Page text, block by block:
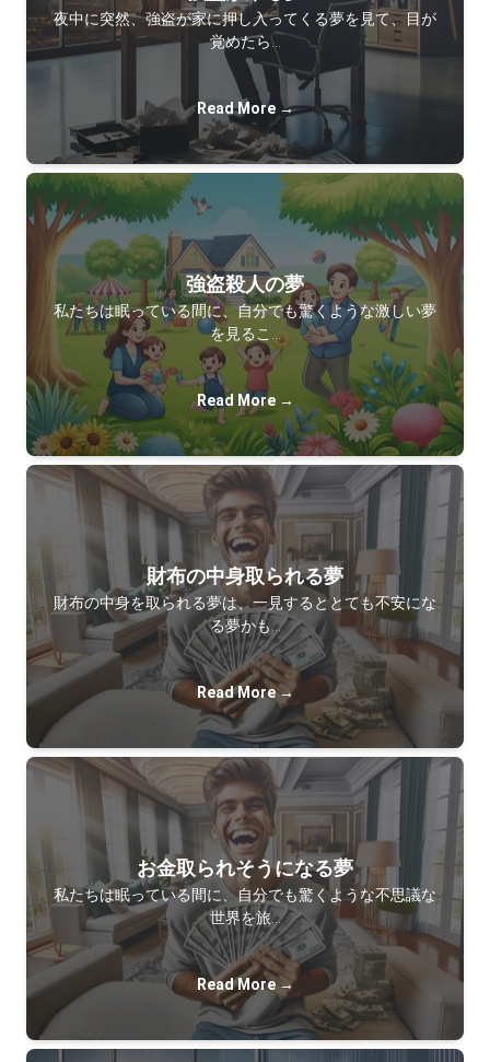
夜中に突然、強盗が家に押し入ってくる夢を見て、目が
覚めたら…
Read More →
強盗殺人の夢
私たちは眠っている間に、自分でも驚くような激しい夢
を見るこ…
Read More →
財布の中身取られる夢
財布の中身を取られる夢は、一見するととても不安にな
る夢かも…
Read More →
お金取られそうになる夢
私たちは眠っている間に、自分でも驚くような不思議な
世界を旅…
Read More →